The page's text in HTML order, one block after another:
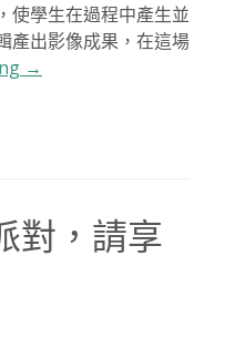
使學生在過程中產生並
產出影像成果，在這場
“105-
課
程
→
對，請享